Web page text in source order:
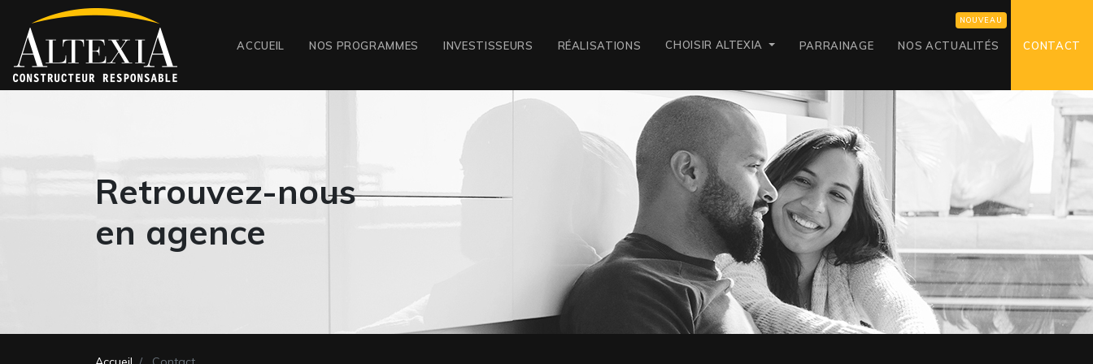
ACCUEIL NOS PROGRAMMES INVESTISSEURS RÉALISATIONS CHOISIR ALTEXIA PARRAINAGE NOS ACTUALITÉS CONTACT
Retrouvez-nous
en agence